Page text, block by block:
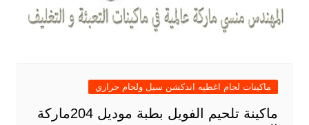
ماكينات لحام اغطيه اندكشن سيل ولحام حراري
ماكينة تلحيم الفويل بطبة موديل 204ماركة